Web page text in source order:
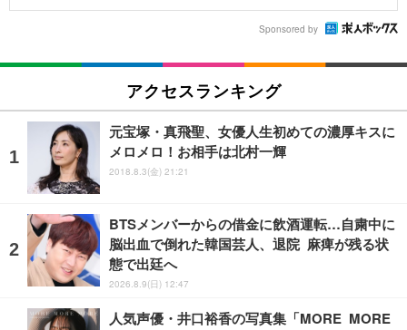
Sponsored by
アクセスランキング
元宝塚・真飛聖、女優人生初めての濃厚キスに
メロメロ！お相手は北村一輝
2018.8.3(金) 21:21
BTSメンバーからの借金に飲酒運転…自粛中に
脳出血で倒れた韓国芸人、退院 麻痺が残る状
態で出廷へ
2026.8.9(日) 12:47
人気声優・井口裕香の写真集「MORE MORE